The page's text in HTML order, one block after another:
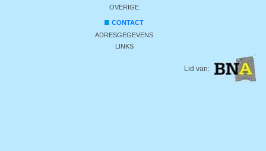
OVERIGE
CONTACT
ADRESGEGEVENS
LINKS
Lid van: